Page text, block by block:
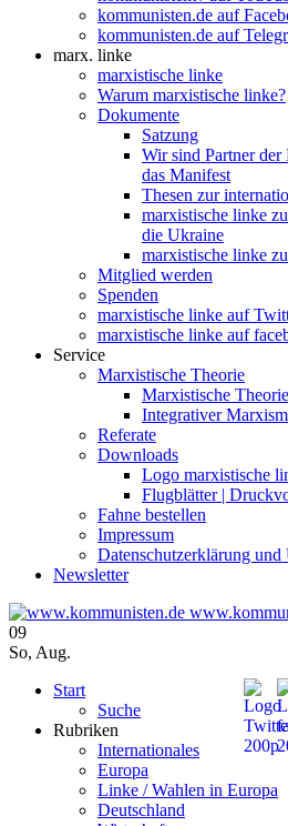
kommunisten.de auf
kommunisten.de auf
marx. linke
marxistische linke
Warum marxistische linke?
Dokumente
Satzung
Wir sind Partner
das Manifest
Thesen zur
marxistische linke
die Ukraine
marxistische linke
Mitglied werden
Spenden
marxistische linke auf
marxistische linke auf
Service
Marxistische Theorie
Marxistische
Integrativer
Referate
Downloads
Logo marxistische
Flugblätter |
Fahne bestellen
Impressum
Datenschutzerklärung und
Newsletter
09
So, Aug.
Start
Suche
Rubriken
Internationales
Europa
Linke / Wahlen in Europa
Deutschland